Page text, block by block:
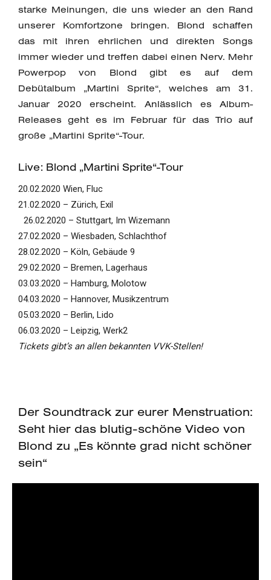
starke Meinungen, die uns wieder an den Rand
unserer Komfortzone bringen. Blond schaffen
das mit ihren ehrlichen und direkten Songs
immer wieder und treffen dabei einen Nerv. Mehr
Powerpop von Blond gibt es auf dem
Debütalbum „Martini Sprite“, welches am 31.
Januar 2020 erscheint. Anlässlich es Album-
Releases geht es im Februar für das Trio auf
große „Martini Sprite“-Tour.
Live: Blond „Martini Sprite“-Tour
20.02.2020 Wien, Fluc
21.02.2020 – Zürich, Exil
26.02.2020 – Stuttgart, Im Wizemann
27.02.2020 – Wiesbaden, Schlachthof
28.02.2020 – Köln, Gebäude 9
29.02.2020 – Bremen, Lagerhaus
03.03.2020 – Hamburg, Molotow
04.03.2020 – Hannover, Musikzentrum
05.03.2020 – Berlin, Lido
06.03.2020 – Leipzig, Werk2
Tickets gibt’s an allen bekannten VVK-Stellen!
Der Soundtrack zur eurer Menstruation:
Seht hier das blutig-schöne Video von
Blond zu „Es könnte grad nicht schöner
sein“